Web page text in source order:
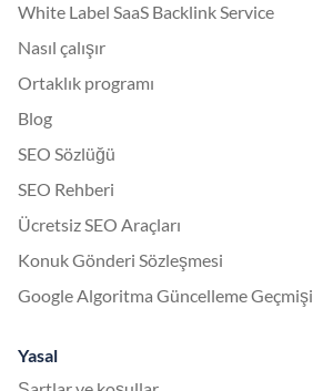
White Label SaaS Backlink Service
Nasıl çalışır
Ortaklık programı
Blog
SEO Sözlüğü
SEO Rehberi
Ücretsiz SEO Araçları
Konuk Gönderi Sözleşmesi
Google Algoritma Güncelleme Geçmişi
Yasal